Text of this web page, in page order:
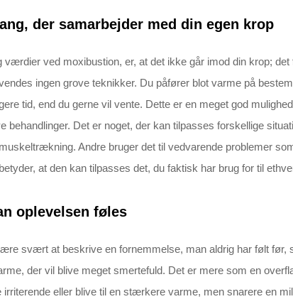
der samarbejder med din egen krop
værdier ved moxibustion, er, at det ikke går imod din krop;
ingen grove teknikker. Du påfører blot varme på
tid, end du gerne vil vente. Dette er en meget god
behandlinger. Det er noget, der kan tilpasses forskellige
Andre bruger det til vedvarende problemer
at den kan tilpasses det, du faktisk har brug for til
oplevelsen føles
svært at beskrive en fornemmelse, man aldrig har følt
der vil blive meget smertefuld. Det er mere som en
eller blive til en stærkere varme, men snarere en